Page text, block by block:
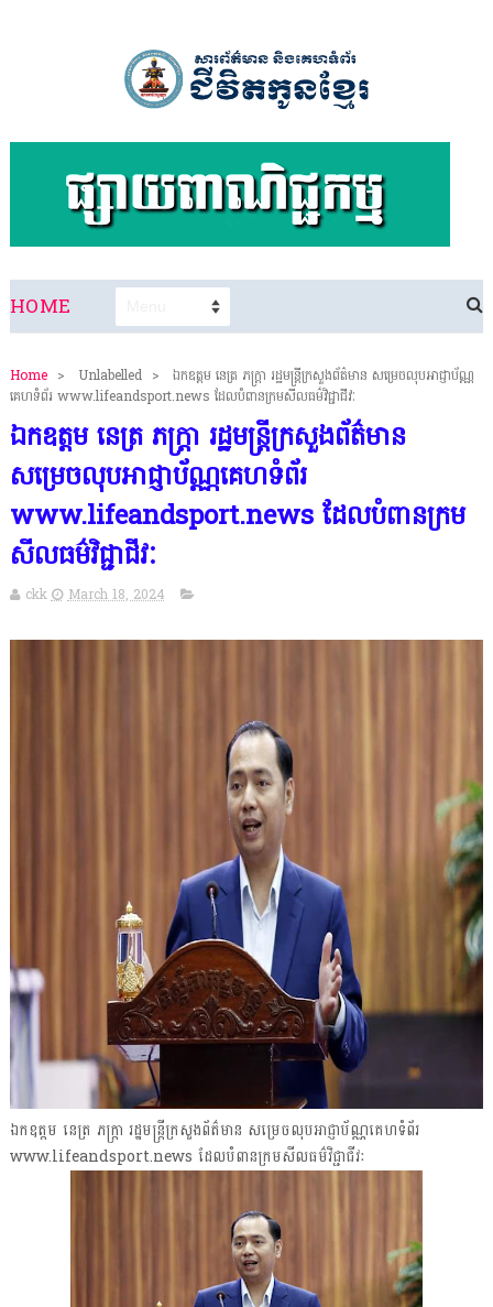
HOME
Home > Unlabelled >
ឯកឧត្តម នេត្រ ភក្ត្រា រដ្ឋមន្ដ្រីក្រសួងព័ត៌មាន សម្រេចលុបអាជ្ញាប័ណ្ណ
គេហទំព័រ www.lifeandsport.news ដែលបំពានក្រមសីលធម៌វិជ្ជាជីវៈ
ឯកឧត្តម នេត្រ ភក្ត្រា រដ្ឋមន្ដ្រីក្រសួងព័ត៌មាន
សម្រេចលុបអាជ្ញាប័ណ្ណគេហទំព័រ
www.lifeandsport.news ដែលបំពានក្រម
សីលធម៌វិជ្ជាជីវៈ
ckk March 18, 2024
ឯកឧត្តម នេត្រ ភក្ត្រា រដ្ឋមន្ដ្រីក្រសួងព័ត៌មាន សម្រេចលុបអាជ្ញាប័ណ្ណគេហទំព័រ
www.lifeandsport.news ដែលបំពានក្រមសីលធម៌វិជ្ជាជីវៈ